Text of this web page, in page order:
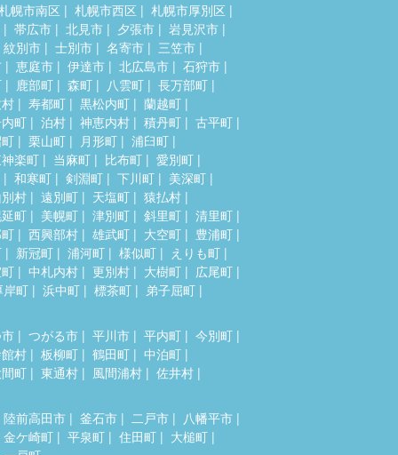
幌市南区 札幌市西区
札幌市厚別区
帯広市
北見市 夕張市
岩見沢市
紋別市
士別市 名寄市
三笠市
恵庭市 伊達市 北広島市
石狩市
鹿部町 森町 八雲町
長万部町
寿都町 黒松内町
蘭越町
町
泊村 神恵内村 積丹町
古平町
栗山町 月形町
浦臼町
楽町
当麻町 比布町
愛別町
和寒町
剣淵町 下川町
美深町
村
遠別町 天塩町
猿払村
町
美幌町 津別町 斜里町
清里町
西興部村 雄武町 大空町
豊浦町
新冠町 浦河町 様似町
えりも町
中札内村 更別村 大樹町
広尾町
岸町
浜中町 標茶町 弟子屈町
つがる市 平川市 平内町
今別町
村
板柳町 鶴田町
中泊町
町
東通村 風間浦村 佐井村
陸前高田市 釜石市 二戸市
八幡平市
金ケ崎町
平泉町 住田町
大槌町